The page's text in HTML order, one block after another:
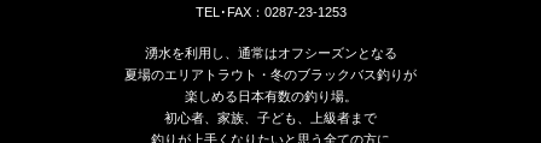
TEL･FAX：0287-23-1253
湧水を利用し、通常はオフシーズンとなる
夏場のエリアトラウト・冬のブラックバス釣りが
楽しめる日本有数の釣り場。
初心者、家族、子ども、上級者まで
釣りが上手くなりたいと思う全ての方に